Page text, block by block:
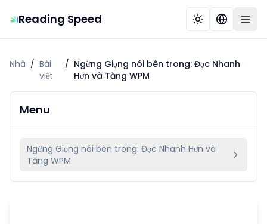
Reading Speed
Nhà / Bài
viết
/ Ngừng Giọng nói bên trong: Đọc Nhanh
Hơn và Tăng WPM
Menu
Ngừng Giọng nói bên trong: Đọc Nhanh Hơn và
Tăng WPM